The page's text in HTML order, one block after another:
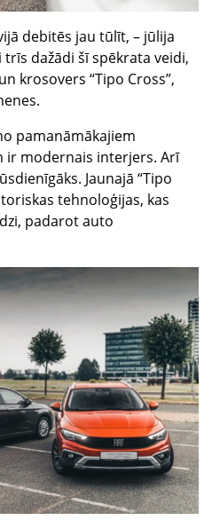
debitēs jau tūlīt, – jūlija
dažādi šī spēkrata veidi,
krosovers “Tipo Cross”,
pamanāmākajiem
ir modernais interjers. Arī
Jaunajā “Tipo
tehnoloģijas, kas
padarot auto